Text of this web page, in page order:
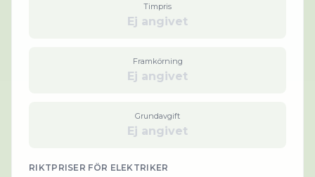
Timpris
Ej angivet
Framkörning
Ej angivet
Grundavgift
Ej angivet
RIKTPRISER FÖR ELEKTRIKER